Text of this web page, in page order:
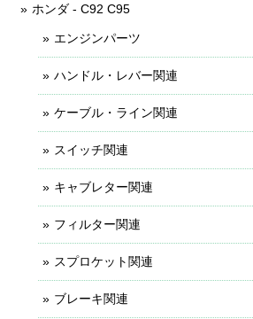
ホンダ - C92 C95
エンジンパーツ
ハンドル・レバー関連
ケーブル・ライン関連
スイッチ関連
キャブレター関連
フィルター関連
スプロケット関連
ブレーキ関連